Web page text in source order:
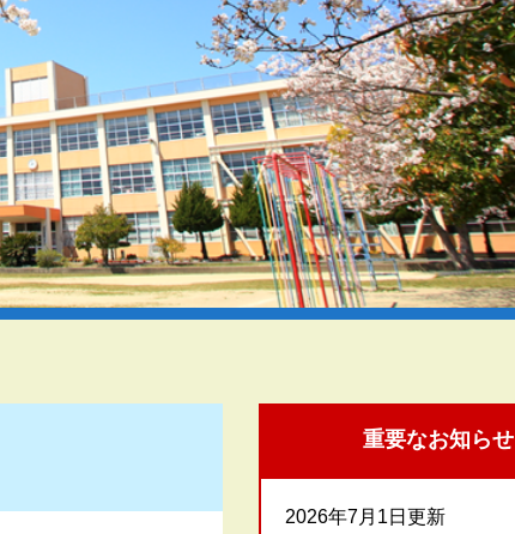
重要なお知らせ
2026年7月1日更新